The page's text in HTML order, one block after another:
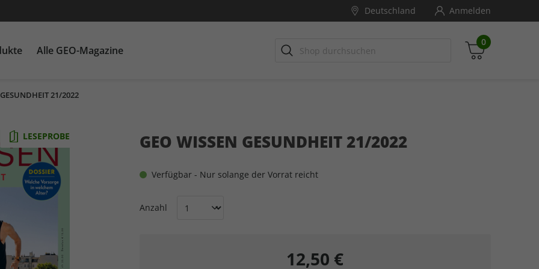
Deutschland Anmelden
Alle GEO-Magazine
0
Zwischensumme
21/2022
LESEPROBE GEO WISSEN GESUNDHEIT 21/2022
Verfügbar - Nur solange der Vorrat reicht
Anzahl
12,50 €